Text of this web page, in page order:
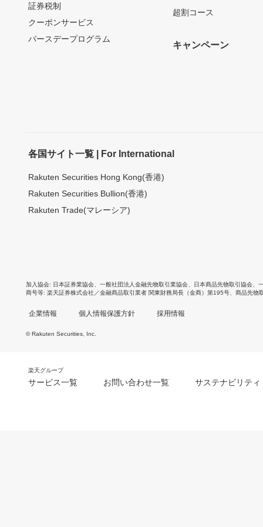
証券税制
クーポンサービス
バースデープログラム
超割コース
キャンペーン
各国サイト一覧 | For International
Rakuten Securities Hong Kong(香港)
Rakuten Securities Bullion(香港)
Rakuten Trade(マレーシア)
加入協会 日本証券業協会 一般社団法人金融先物取引業協会 日本商品先物取引協会
商号等 楽天証券株式会社／金融商品取引業者 関東財務局長（金商）第195号、商品先物
企業情報 個人情報保護方針 採用情報
© Rakuten Securities, Inc.
楽天グループ
サービス一覧 お問い合わせ一覧 サステナビリティ